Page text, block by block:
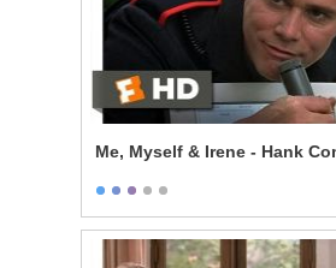
Me, Myself & Irene - Hank